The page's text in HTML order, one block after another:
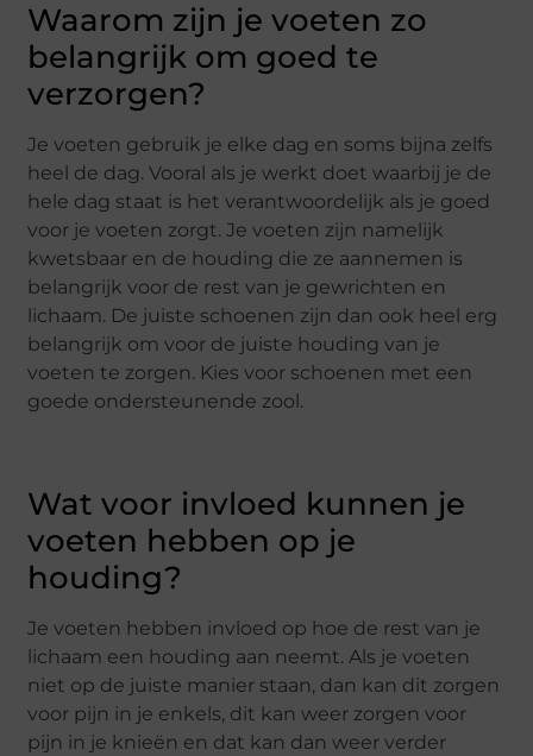
Waarom zijn je voeten zo
belangrijk om goed te
verzorgen?
Je voeten gebruik je elke dag en soms bijna zelfs
heel de dag. Vooral als je werkt doet waarbij je de
hele dag staat is het verantwoordelijk als je goed
voor je voeten zorgt. Je voeten zijn namelijk
kwetsbaar en de houding die ze aannemen is
belangrijk voor de rest van je gewrichten en
lichaam. De juiste schoenen zijn dan ook heel erg
belangrijk om voor de juiste houding van je
voeten te zorgen. Kies voor schoenen met een
goede ondersteunende zool.
Wat voor invloed kunnen je
voeten hebben op je
houding?
Je voeten hebben invloed op hoe de rest van je
lichaam een houding aan neemt. Als je voeten
niet op de juiste manier staan, dan kan dit zorgen
voor pijn in je enkels, dit kan weer zorgen voor
pijn in je knieën en dat kan dan weer verder